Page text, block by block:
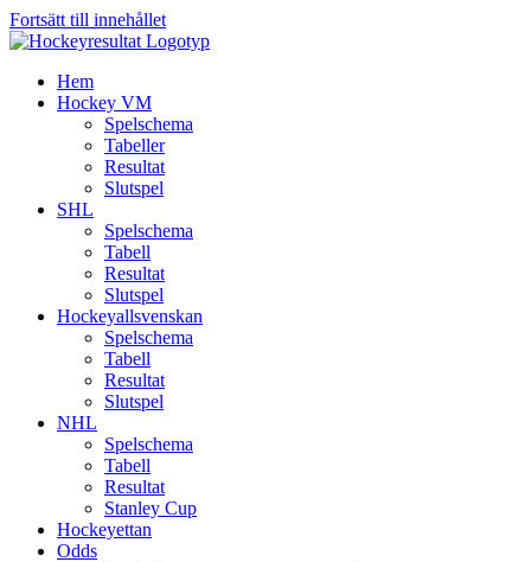
Fortsätt till innehållet
Hem
Hockey VM
Spelschema
Tabeller
Resultat
Slutspel
SHL
Spelschema
Tabell
Resultat
Slutspel
Hockeyallsvenskan
Spelschema
Tabell
Resultat
Slutspel
NHL
Spelschema
Tabell
Resultat
Stanley Cup
Hockeyettan
Odds